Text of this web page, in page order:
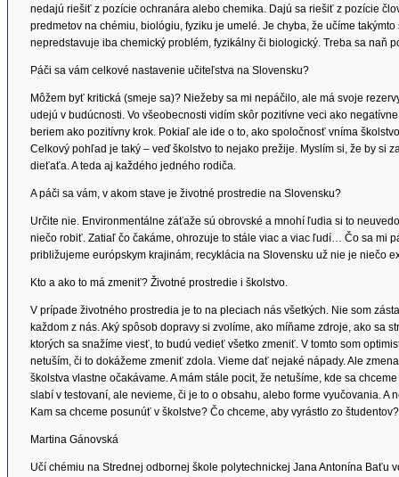
nedajú riešiť z pozície ochranára alebo chemika. Dajú sa riešiť z pozície
predmetov na chémiu, biológiu, fyziku je umelé. Je chyba, že učíme
nepredstavuje iba chemický problém, fyzikálny či biologický. Treba sa naň
Páči sa vám celkové nastavenie učiteľstva na Slovensku?
Môžem byť kritická (smeje sa)? Niežeby sa mi nepáčilo, ale má svoje
udejú v budúcnosti. Vo všeobecnosti vidím skôr pozitívne veci ako
beriem ako pozitívny krok. Pokiaľ ale ide o to, ako spoločnosť vníma
Celkový pohľad je taký – veď školstvo to nejako prežije. Myslím si, že by si
dieťaťa. A teda aj každého jedného rodiča.
A páči sa vám, v akom stave je životné prostredie na Slovensku?
Určite nie. Environmentálne záťaže sú obrovské a mnohí ľudia si to
niečo robiť. Zatiaľ čo čakáme, ohrozuje to stále viac a viac ľudí… Čo sa mi
približujeme európskym krajinám, recyklácia na Slovensku už nie je niečo
Kto a ako to má zmeniť? Životné prostredie i školstvo.
V prípade životného prostredia je to na pleciach nás všetkých. Nie som
každom z nás. Aký spôsob dopravy si zvolíme, ako míňame zdroje, ako sa
ktorých sa snažíme viesť, to budú vedieť všetko zmeniť. V tomto som
netuším, či to dokážeme zmeniť zdola. Vieme dať nejaké nápady. Ale
školstva vlastne očakávame. A mám stále pocit, že netušíme, kde sa
slabí v testovaní, ale nevieme, či je to o obsahu, alebo forme vyučovania.
Kam sa chceme posunúť v školstve? Čo chceme, aby vyrástlo zo
Martina Gánovská
Učí chémiu na Strednej odbornej škole polytechnickej Jana Antonína Baťu